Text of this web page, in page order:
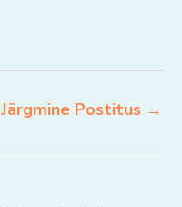
Järgmine Postitus →